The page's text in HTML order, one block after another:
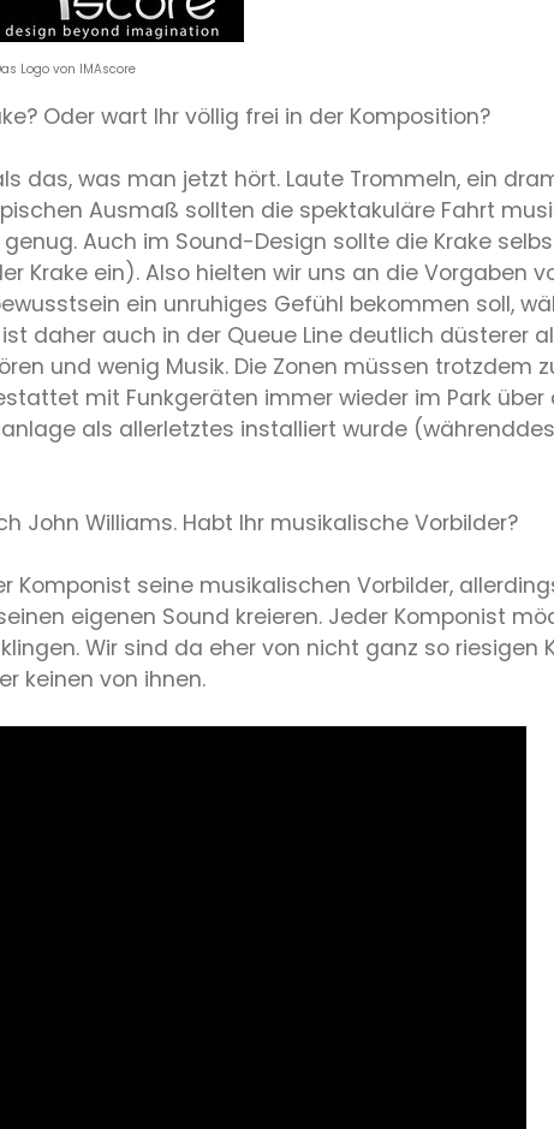
Logo von IMAscore
Oder wart Ihr völlig frei in der Komposition?
das, was man jetzt hört. Laute Trommeln, ein
Ausmaß sollten die spektakuläre Fahrt
Auch im Sound-Design sollte die Krake
Krake ein). Also hielten wir uns an die Vorgaben
ein unruhiges Gefühl bekommen soll,
daher auch in der Queue Line deutlich düsterer
und wenig Musik. Die Zonen müssen trotzdem
mit Funkgeräten immer wieder im Park über
als allerletztes installiert wurde
John Williams. Habt Ihr musikalische Vorbilder?
Komponist seine musikalischen Vorbilder,
eigenen Sound kreieren. Jeder Komponist
Wir sind da eher von nicht ganz so riesigen
keinen von ihnen.